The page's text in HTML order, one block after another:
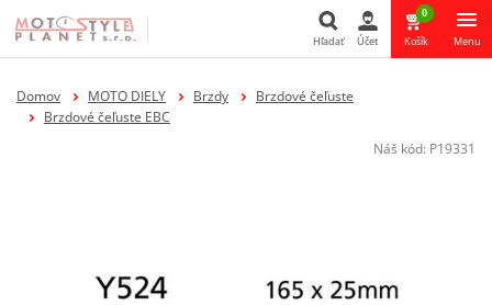
Hľadať Účet
0
Košík Menu
Domov MOTO DIELY Brzdy
Brzdové čeľuste
Brzdové čeľuste EBC
Náš kód: P19331